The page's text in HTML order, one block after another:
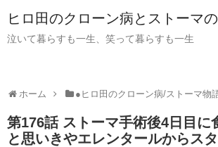
ヒロ田のクローン病とストーマ
泣いて暮らすも一生、笑って暮らすも一生
ホーム ●ヒロ田のクローン病/ストーマ物
第176話 ストーマ手術後4日目に
と思いきやエレンタールからス